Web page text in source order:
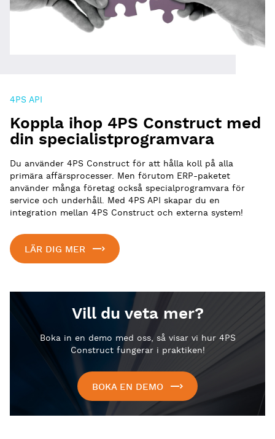
4PS API
Koppla ihop 4PS Construct med
din specialistprogramvara
Du använder 4PS Construct för att hålla koll på alla
primära affärsprocesser. Men förutom ERP-paketet
använder många företag också specialprogramvara för
service och underhåll. Med 4PS API skapar du en
integration mellan 4PS Construct och externa system!
LÄR DIG MER
Vill du veta mer?
Boka in en demo med oss, så visar vi hur 4PS
Construct fungerar i praktiken!
BOKA EN DEMO